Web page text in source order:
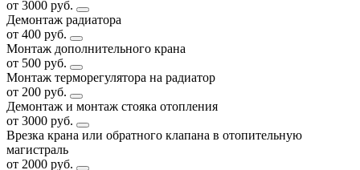
от 3000 руб.
Демонтаж радиатора
от 400 руб.
Монтаж дополнительного крана
от 500 руб.
Монтаж терморегулятора на радиатор
от 200 руб.
Демонтаж и монтаж стояка отопления
от 3000 руб.
Врезка крана или обратного клапана в отопительную
магистраль
от 2000 руб.